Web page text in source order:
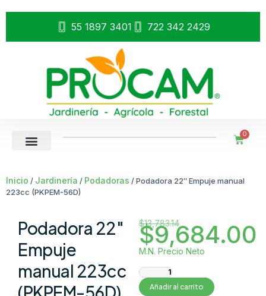
55 1897 3401 722 342 2429
0
Inicio / Jardinería / Podadoras / Podadora 22″ Empuje manual
223cc (PKPEM-56D)
Podadora 22″
Empuje
manual 223cc
$13,783.14
$9,684.00
M.N. Precio Neto
Añadir al carrito